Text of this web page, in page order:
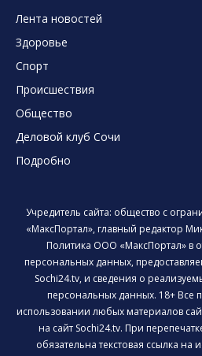
Лента новостей
Здоровье
Спорт
Происшествия
Общество
Деловой клуб Сочи
Подробно
Учредитель сайта: общество с
«МаксПортал», главный редактор
Политика ООО «МаксПортал» в
персональных данных,
Sochi24.tv, и сведения о
персональных данных. 18+ Все
использовании любых материалов
на сайт Sochi24.tv. При
обязательна текстовая ссылка на